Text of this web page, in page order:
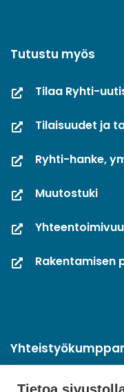
Tutustu myös
Tilaa Ryhti-
Tilaisuudet ja
Ryhti-hanke,
Muutostuki